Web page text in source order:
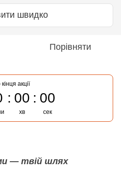
швидко
Порівняти
акції
00
хв
00
сек
— твій шлях